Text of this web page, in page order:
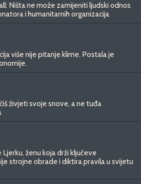
Ništa ne može zamijeniti ljudski odnos
i humanitarnih organizacija
više nije pitanje klime. Postala je
živjeti svoje snove, a ne tuđa
ženu koja drži ključeve
strojne obrade i diktira pravila u svijetu